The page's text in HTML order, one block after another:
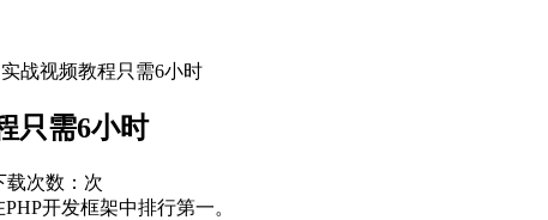
战视频教程只需6小时
只需6小时
次数： 次
开发框架中排行第一。